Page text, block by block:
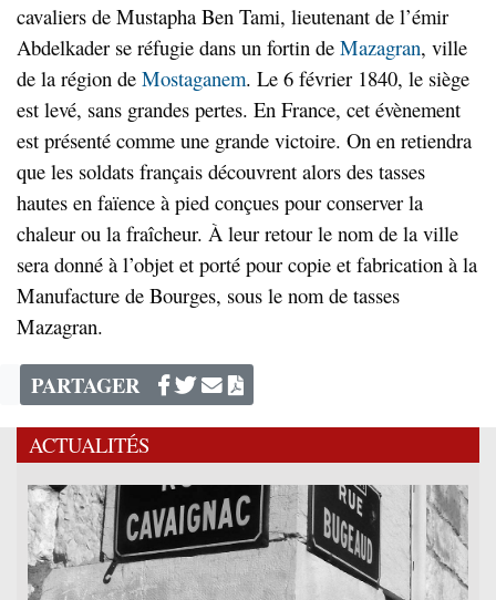
cavaliers de Mustapha Ben Tami, lieutenant de l’émir
Abdelkader se réfugie dans un fortin de Mazagran, ville
de la région de Mostaganem. Le 6 février 1840, le siège
est levé, sans grandes pertes. En France, cet évènement
est présenté comme une grande victoire. On en retiendra
que les soldats français découvrent alors des tasses
hautes en faïence à pied conçues pour conserver la
chaleur ou la fraîcheur. À leur retour le nom de la ville
sera donné à l’objet et porté pour copie et fabrication à la
Manufacture de Bourges, sous le nom de tasses
Mazagran.
PARTAGER
ACTUALITÉS